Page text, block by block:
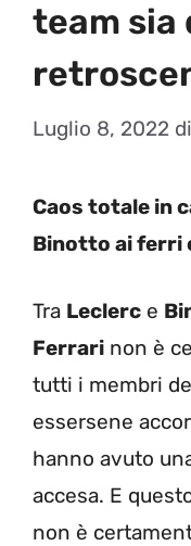
team sia
Luglio 8, 2022 di
Caos totale in
Binotto ai ferri
Tra Leclerc e
Ferrari non è
tutti i membri
essersene
hanno avuto
accesa. E
non è